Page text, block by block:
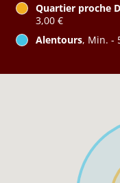
Quartier proche
3,00 €
Alentours, Min. -